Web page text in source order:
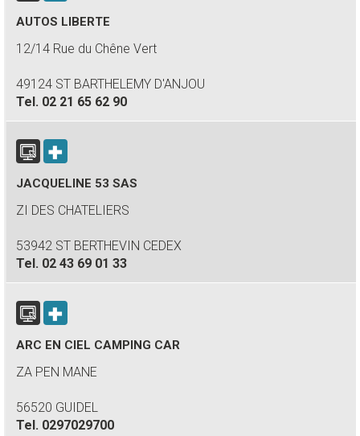
AUTOS LIBERTE
12/14 Rue du Chêne Vert
49124 ST BARTHELEMY D'ANJOU
Tel. 02 21 65 62 90
JACQUELINE 53 SAS
ZI DES CHATELIERS
53942 ST BERTHEVIN CEDEX
Tel. 02 43 69 01 33
ARC EN CIEL CAMPING CAR
ZA PEN MANE
56520 GUIDEL
Tel. 0297029700